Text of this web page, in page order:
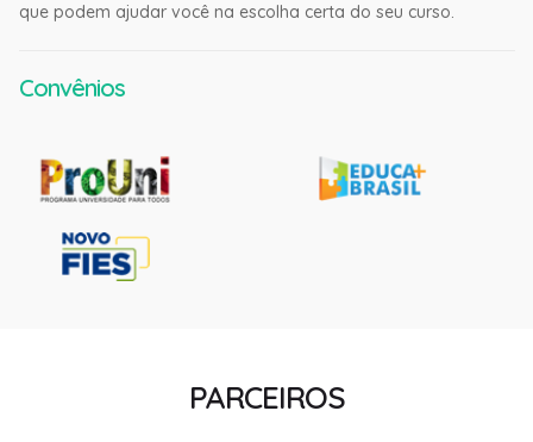
que podem ajudar você na escolha certa do seu curso.
Convênios
PARCEIROS